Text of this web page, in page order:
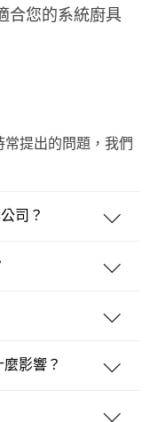
合您的系統廚具
提出的問題，我們
司？
影響？